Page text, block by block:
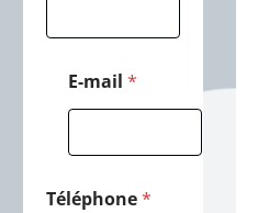
E-mail *
n
Téléphone*